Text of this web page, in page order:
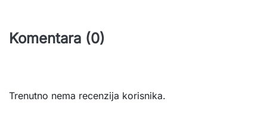
Komentara (0)
Trenutno nema recenzija korisnika.